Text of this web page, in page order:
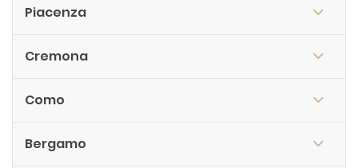
Piacenza
Cremona
Como
Bergamo